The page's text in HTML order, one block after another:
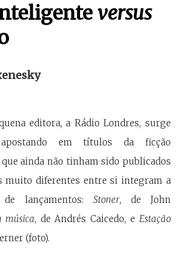
versus
editora, a Rádio Londres, surge
em títulos da ficção
ainda não tinham sido publicados
muito diferentes entre si integram a
lançamentos: Stoner, de John
música, de Andrés Caicedo, e Estação
(foto).